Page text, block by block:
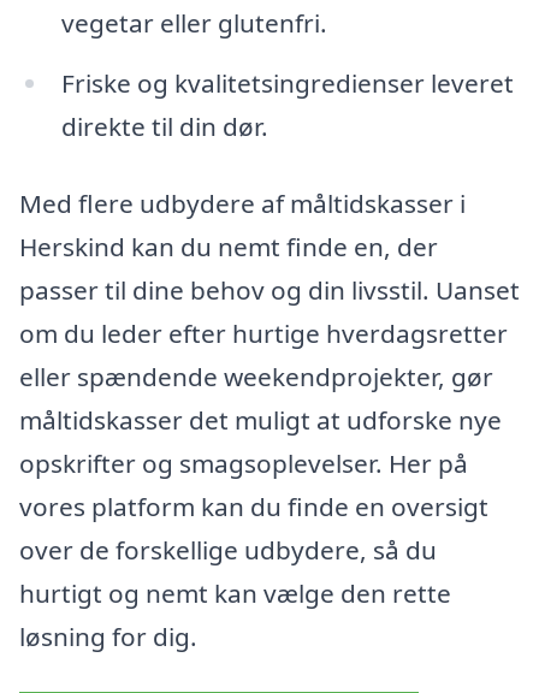
vegetar eller glutenfri.
Friske og kvalitetsingredienser leveret
direkte til din dør.
Med flere udbydere af måltidskasser i
Herskind kan du nemt finde en, der
passer til dine behov og din livsstil. Uanset
om du leder efter hurtige hverdagsretter
eller spændende weekendprojekter, gør
måltidskasser det muligt at udforske nye
opskrifter og smagsoplevelser. Her på
vores platform kan du finde en oversigt
over de forskellige udbydere, så du
hurtigt og nemt kan vælge den rette
løsning for dig.